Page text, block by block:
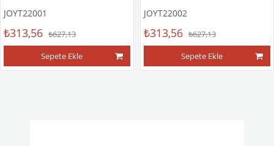
JOYT22001
₺313,56 ₺627,13
Sepete Ekle
JOYT22002
₺313,56 ₺627,13
Sepete Ekle